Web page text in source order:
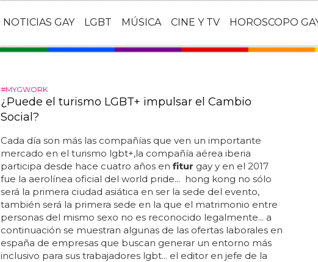
NOTICIAS GAY LGBT MÚSICA CINE Y TV HOROSCOPO
#MYGWORK
¿Puede el turismo LGBT+ impulsar el Cambio
Social?
Cada día son más las compañías que ven un importante
mercado en el turismo lgbt+,la compañía aérea iberia
participa desde hace cuatro años en fitur gay y en el 2017
fue la aerolínea oficial del world pride... hong kong no sólo
será la primera ciudad asiática en ser la sede del evento,
también será la primera sede en la que el matrimonio entre
personas del mismo sexo no es reconocido legalmente... a
continuación se muestran algunas de las ofertas laborales en
españa de empresas que buscan generar un entorno más
inclusivo para sus trabajadores lgbt... el editor en jefe de la